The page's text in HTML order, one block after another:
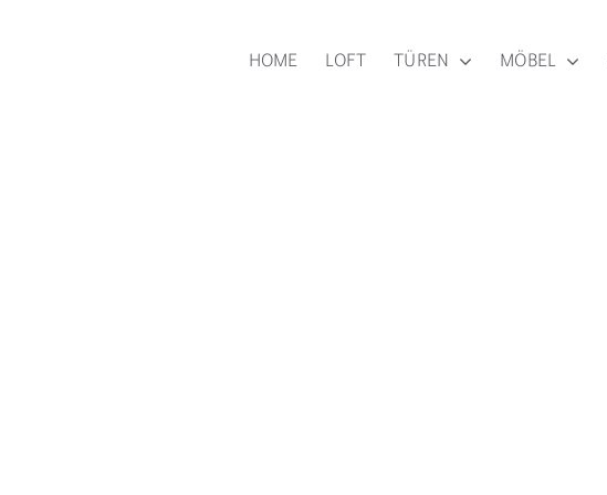
HOME LOFT TÜREN MÖBEL